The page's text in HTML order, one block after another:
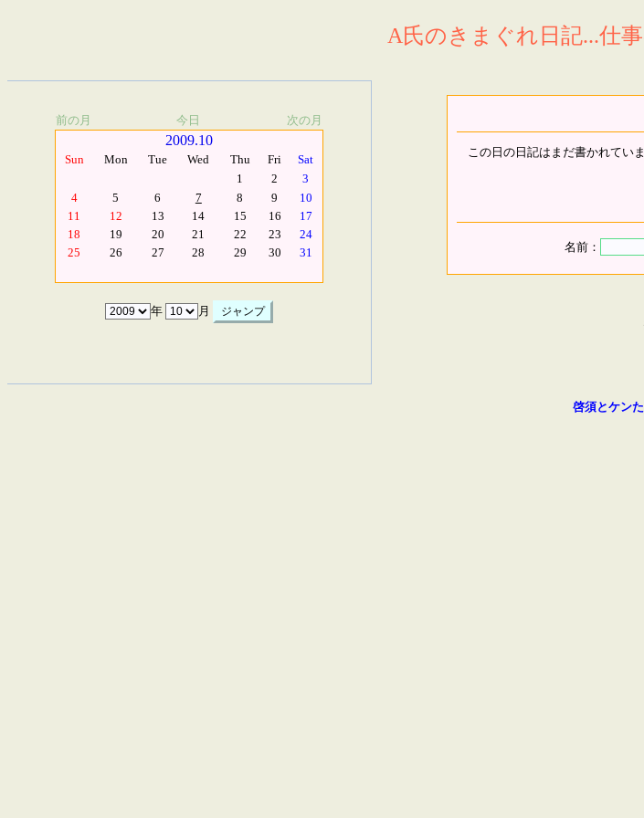
A氏のきまぐれ日記...仕
前の月 今日 次の月
2009.10
Sun Mon Tue Wed Thu Fri
Sat
1
2
3
4
5 6 7 8 9
10
11
12 13 14 15 16
17
18
19 20 21 22 23
24
25
26 27 28 29 30 31
年 月
この日の日記はまだ書かれていま
名前：
啓須とケン